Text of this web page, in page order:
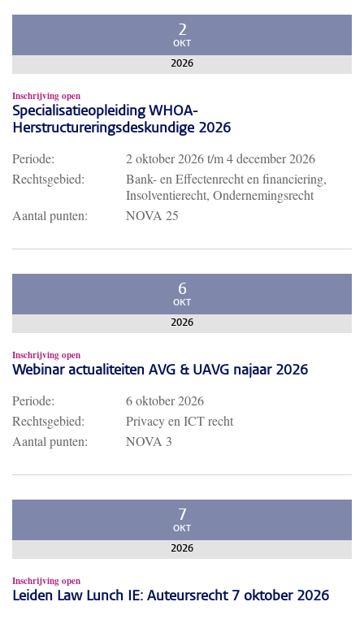
2
OKT
2026
Inschrijving open
Specialisatieopleiding WHOA-
Herstructureringsdeskundige 2026
Periode: 2 oktober 2026t/m4 december 2026
Rechtsgebied:
Bank- en Effectenrecht en financiering,
Insolventierecht, Ondernemingsrecht
Aantal punten:
NOVA 25
6
OKT
2026
Inschrijving open
Webinar actualiteiten AVG & UAVG najaar 2026
Periode:
6 oktober 2026
Rechtsgebied:
Privacy en ICT recht
Aantal punten:
NOVA 3
7
OKT
2026
Inschrijving open
Leiden Law Lunch IE: Auteursrecht 7 oktober 2026